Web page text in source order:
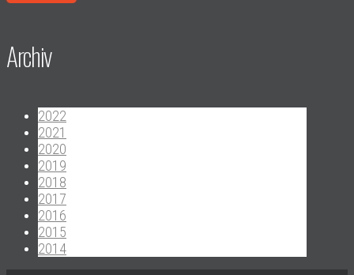
Archiv
2022
2021
2020
2019
2018
2017
2016
2015
2014